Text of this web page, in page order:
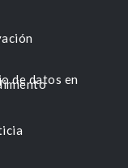
de datos en